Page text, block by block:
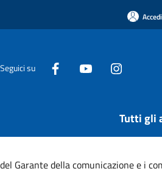
Seguici su
Tutti gli
Garante della comunicazione e i